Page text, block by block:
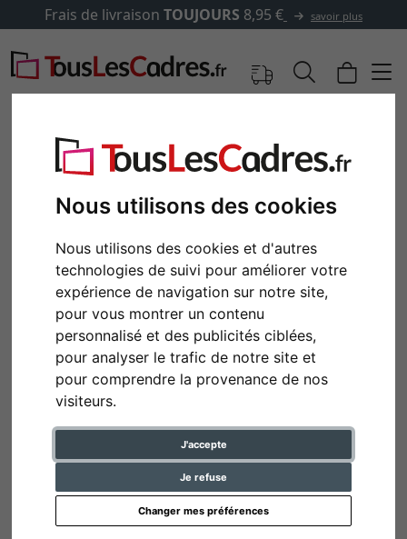
Nous utilisons des cookies
Nous utilisons des cookies et d'autres
technologies de suivi pour améliorer votre
expérience de navigation sur notre site,
pour vous montrer un contenu
personnalisé et des publicités ciblées,
pour analyser le trafic de notre site et
pour comprendre la provenance de nos
visiteurs.
J'accepte
Je refuse
Changer mes préférences
Frais de livraison TOUJOURS 8,95 € savoir plus
Retour